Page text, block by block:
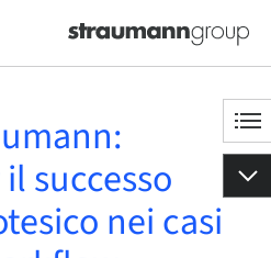
successo
nei casi